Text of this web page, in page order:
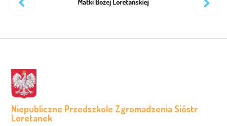
Niepubliczne Przedszkole Zgromadzenia Sióstr
Loretanek